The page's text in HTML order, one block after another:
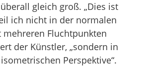
gleich groß. „Dies ist
ich nicht in der normalen
mehreren Fluchtpunkten
der Künstler, „sondern in
Perspektive“.